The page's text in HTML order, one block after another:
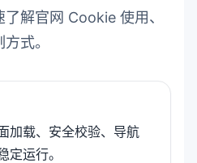
解官网 Cookie 使用、
式。
加载、安全校验、导航
定运行。